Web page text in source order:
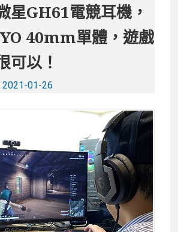
音
質
表
真
線
ANC
降
噪
耳
機
星GH61電競耳機，
40mm單體，遊戲
可以！
2021-01-26